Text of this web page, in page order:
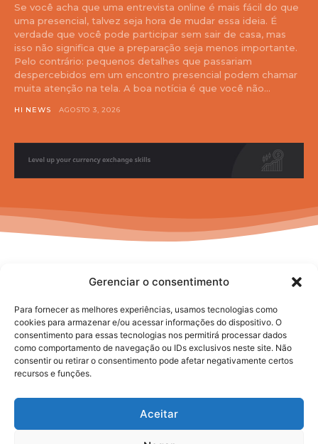
Gerenciar o consentimento
Para fornecer as melhores experiências, usamos tecnologias como
cookies para armazenar e/ou acessar informações do dispositivo. O
consentimento para essas tecnologias nos permitirá processar dados
como comportamento de navegação ou IDs exclusivos neste site. Não
consentir ou retirar o consentimento pode afetar negativamente certos
recursos e funções.
Aceitar
Se você acha que uma entrevista online é mais fácil do que
uma presencial, talvez seja hora de mudar essa ideia. É
verdade que você pode participar sem sair de casa, mas
isso não significa que a preparação seja menos importante.
Pelo contrário: pequenos detalhes que passariam
despercebidos em um encontro presencial podem chamar
muita atenção na tela. A boa notícia é que você não...
HI NEWS AGOSTO 3, 2026
No posts to display